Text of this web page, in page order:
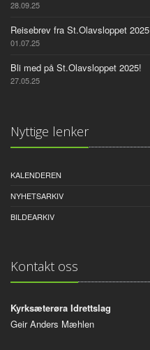
28.09.25
Reisebrev fra St.Olavsloppet 2025
01.07.25
Bli med på St.Olavsloppet 2025!
27.05.25
Nyttige lenker
KALENDEREN
NYHETSARKIV
BILDEARKIV
Kontakt oss
Kyrksæterøra Idrettslag
Geir Anders Mæhlen